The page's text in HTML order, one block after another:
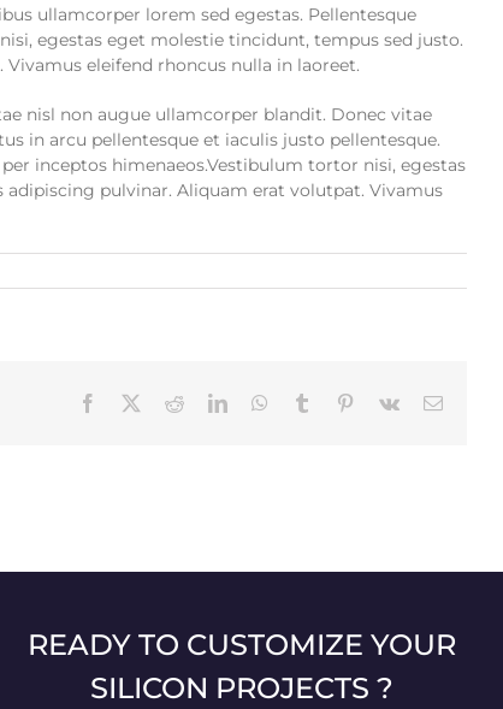
ullamcorper lorem sed egestas. Pellentesque
egestas eget molestie tincidunt, tempus sed justo.
eleifend rhoncus nulla in laoreet.
nisl non augue ullamcorper blandit. Donec vitae
in arcu pellentesque et iaculis justo pellentesque.
inceptos himenaeos.Vestibulum tortor nisi, egestas
pulvinar. Aliquam erat volutpat. Vivamus
Facebook RedditLinkedInWhatsApp
Tumblr Pinterest
Vk Email:
READY TO CUSTOMIZE YOUR
SILICON PROJECTS ?